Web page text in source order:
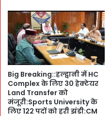
य
त
प
र
सि
र
प
र
आ
ए
M
y
प
र
I
m
a
g
e
-
P
Big Breaking::हल्द्वानी में HC
Complex के लिए 30 हेक्टेयर
Land Transfer को
मंजूरी:Sports University के
लिए 122 पदों को हरी झंडी:CM